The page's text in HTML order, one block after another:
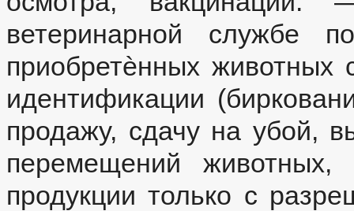
ветеринарной службе
приобретѐнных
идентификации
продажу, сдачу на убой,
перемещений животных,
продукции только с